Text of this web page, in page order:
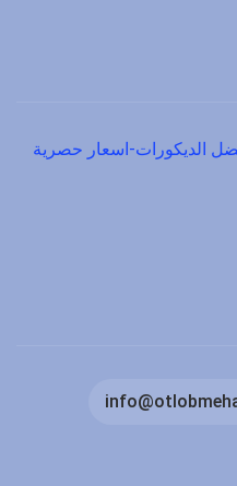
الديكورات-اسعار حصرية